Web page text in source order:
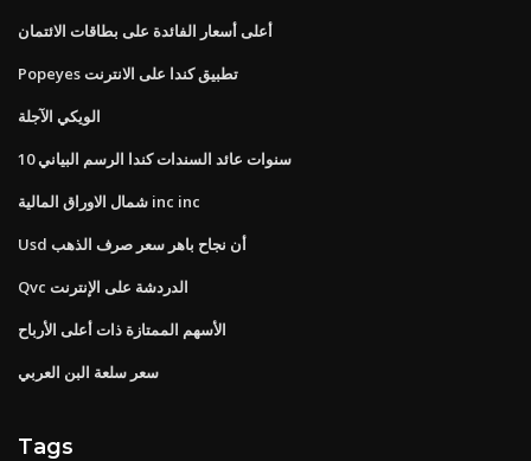
أعلى أسعار الفائدة على بطاقات الائتمان
Popeyes تطبيق كندا على الانترنت
الويكي الآجلة
10 سنوات عائد السندات كندا الرسم البياني
شمال الاوراق المالية inc inc
Usd أن نجاح باهر سعر صرف الذهب
Qvc الدردشة على الإنترنت
الأسهم الممتازة ذات أعلى الأرباح
سعر سلعة البن العربي
Tags